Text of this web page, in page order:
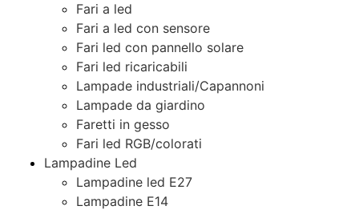
Fari a led
Fari a led con sensore
Fari led con pannello solare
Fari led ricaricabili
Lampade industriali/Capannoni
Lampade da giardino
Faretti in gesso
Fari led RGB/colorati
Lampadine Led
Lampadine led E27
Lampadine E14